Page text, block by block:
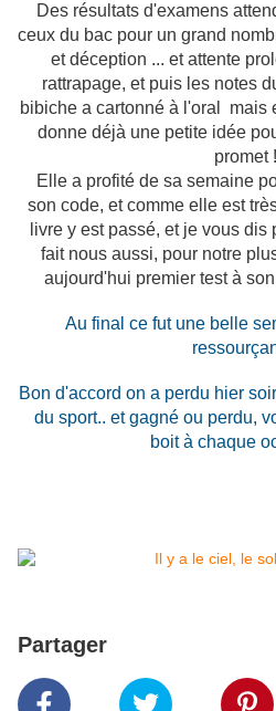
Des résultats d'examens
ceux du bac pour un grand
et déception ... et attente
rattrapage, et puis les notes
bibiche a cartonné à l'oral mais
donne déjà une petite idée
promet
Elle a profité de sa semaine
son code, et comme elle est
livre y est passé, et je vous
fait nous aussi, pour notre
aujourd'hui premier test à
Au final ce fut une belle
Bon d'accord on a perdu hier
du sport.. et gagné ou perdu,
boit à chaque
Partager